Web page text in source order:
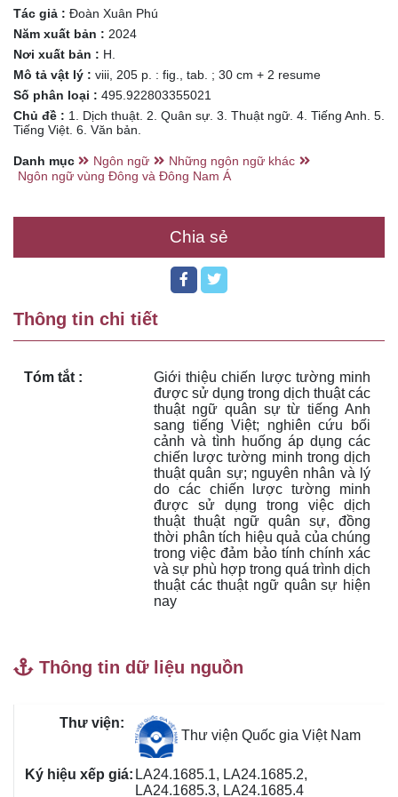
Tác giả : Đoàn Xuân Phú
Năm xuất bản : 2024
Nơi xuất bản : H.
Mô tả vật lý : viii, 205 p. : fig., tab. ; 30 cm + 2 resume
Số phân loại : 495.922803355021
Chủ đề : 1. Dịch thuật. 2. Quân sự. 3. Thuật ngữ. 4. Tiếng Anh. 5.
Tiếng Việt. 6. Văn bản.
Danh mục Ngôn ngữ
Những ngôn ngữ khác
Ngôn ngữ vùng Đông và Đông Nam Á
Chia sẻ
Thông tin chi tiết
Tóm tắt :
Giới thiệu chiến lược tường minh
được sử dụng trong dịch thuật các
thuật ngữ quân sự từ tiếng Anh
sang tiếng Việt; nghiên cứu bối
cảnh và tình huống áp dụng các
chiến lược tường minh trong dịch
thuật quân sự; nguyên nhân và lý
do các chiến lược tường minh
được sử dụng trong việc dịch
thuật thuật ngữ quân sự, đồng
thời phân tích hiệu quả của chúng
trong việc đảm bảo tính chính xác
và sự phù hợp trong quá trình dịch
thuật các thuật ngữ quân sự hiện
nay
Thông tin dữ liệu nguồn
Thư viện Quốc gia Việt Nam
LA24.1685.1, LA24.1685.2,
LA24.1685.3, LA24.1685.4